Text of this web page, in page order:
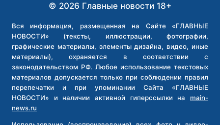
© 2026 Главные новости 18+
Вся информация, размещенная на Сайте «ГЛАВНЫЕ
НОВОСТИ» (тексты, иллюстрации, фотографии,
графические материалы, элементы дизайна, видео, иные
материалы), охраняется в соответствии с
законодательством РФ. Любое использование текстовых
материалов допускается только при соблюдении правил
перепечатки и при упоминании Сайта «ГЛАВНЫЕ
НОВОСТИ» и наличии активной гиперссылки на main-
news.ru